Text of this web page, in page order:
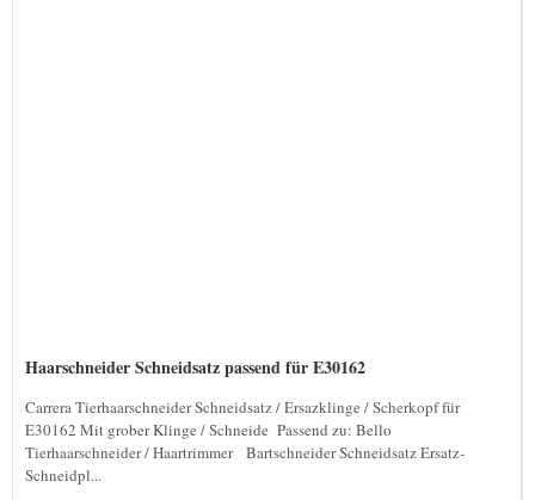
Haarschneider Schneidsatz passend für E30162
Carrera Tierhaarschneider Schneidsatz / Ersazklinge / Scherkopf für
E30162 Mit grober Klinge / Schneide Passend zu: Bello
Tierhaarschneider / Haartrimmer Bartschneider Schneidsatz Ersatz-
Schneidpl...